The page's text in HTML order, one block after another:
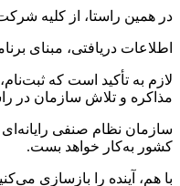
در همین راستا، از کلیه
اطلاعات دریافتی، مبنای
لازم به تأکید است که
مذاکره و تلاش سازمان در
سازمان نظام صنفی
کشور به‌کار خواهد بست.
با هم، آینده را بازسازی